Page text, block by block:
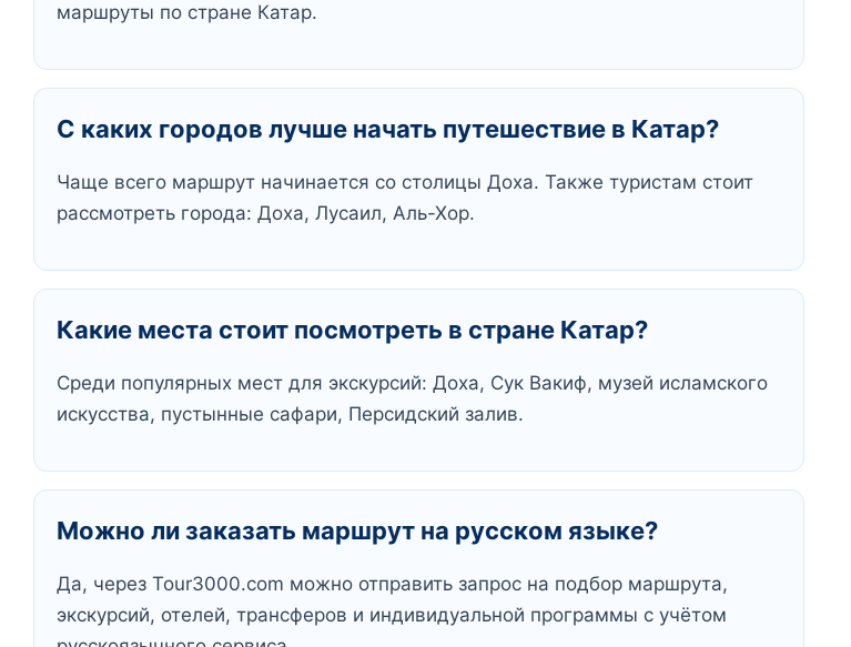
маршруты по стране Катар.
С каких городов лучше начать путешествие в Катар?
Чаще всего маршрут начинается со столицы Доха. Также туристам стоит
рассмотреть города: Доха, Лусаил, Аль-Хор.
Какие места стоит посмотреть в стране Катар?
Среди популярных мест для экскурсий: Доха, Сук Вакиф, музей исламского
искусства, пустынные сафари, Персидский залив.
Можно ли заказать маршрут на русском языке?
Да, через Tour3000.com можно отправить запрос на подбор маршрута,
экскурсий, отелей, трансферов и индивидуальной программы с учётом